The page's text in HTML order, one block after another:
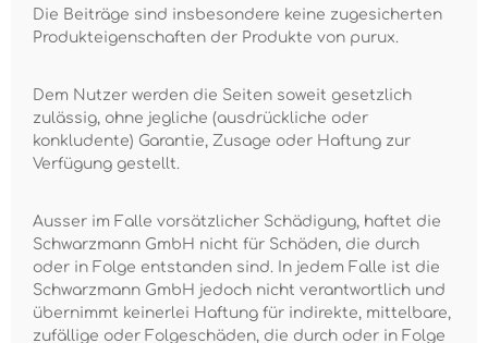
Die Beiträge sind insbesondere keine zugesicherten
Produkteigenschaften der Produkte von purux.
Dem Nutzer werden die Seiten soweit gesetzlich
zulässig, ohne jegliche (ausdrückliche oder
konkludente) Garantie, Zusage oder Haftung zur
Verfügung gestellt.
Ausser im Falle vorsätzlicher Schädigung, haftet die
Schwarzmann GmbH nicht für Schäden, die durch
oder in Folge entstanden sind. In jedem Falle ist die
Schwarzmann GmbH jedoch nicht verantwortlich und
übernimmt keinerlei Haftung für indirekte, mittelbare,
zufällige oder Folgeschäden, die durch oder in Folge